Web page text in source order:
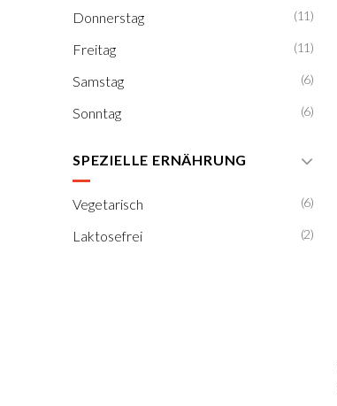
Donnerstag
(11)
Freitag (11)
Samstag (6)
Sonntag (6)
SPEZIELLE ERNÄHRUNG
Vegetarisch (6)
Laktosefrei (2)